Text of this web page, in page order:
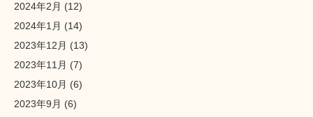
2024年2月 (12)
2024年1月 (14)
2023年12月 (13)
2023年11月 (7)
2023年10月 (6)
2023年9月 (6)